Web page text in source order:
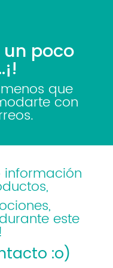
un poco
que
con
información
este
:o)